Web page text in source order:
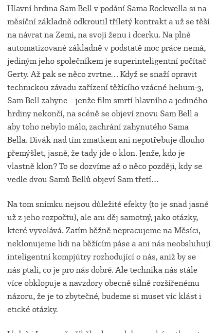
Hlavní hrdina Sam Bell v podání Sama Rockwella si na
měsíční základně odkroutil tříletý kontrakt a už se těší
na návrat na Zemi, na svoji ženu i dcerku. Na plně
automatizované základně v podstatě moc práce nemá,
jediným jeho společníkem je superinteligentní počítač
Gerty. Až pak se něco zvrtne… Když se snaží opravit
technickou závadu zařízení těžícího vzácné helium-3,
Sam Bell zahyne – jenže film smrtí hlavního a jediného
hrdiny nekončí, na scéně se objeví znovu Sam Bell a
aby toho nebylo málo, zachrání zahynutého Sama
Bella. Divák nad tím zmatkem ani nepotřebuje dlouho
přemýšlet, jasně, že tady jde o klon. Jenže, kdo je
vlastně klon? To se dozvíme až o něco později, kdy se
vedle dvou Samů Bellů objeví Sam třetí…
Na tom snímku nejsou důležité efekty (to je snad jasné
už z jeho rozpočtu), ale ani děj samotný, jako otázky,
které vyvolává. Zatím běžně nepracujeme na Měsíci,
neklonujeme lidi na běžícím páse a ani nás neobsluhují
inteligentní kompjútry rozhodující o nás, aniž by se
nás ptali, co je pro nás dobré. Ale technika nás stále
více obklopuje a navzdory obecně silně rozšířenému
názoru, že je to zbytečné, budeme si muset víc klást i
etické otázky.